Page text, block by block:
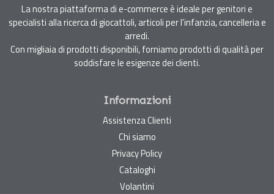
La nostra piattaforma di e-commerce è ideale per genitori e
specialisti alla ricerca di giocattoli, articoli per l'infanzia, cancelleria e
arredi.
Con migliaia di prodotti disponibili, forniamo prodotti di qualità per
soddisfare le esigenze dei clienti.
Informazioni
Assistenza Clienti
Chi siamo
Privacy Policy
Cataloghi
Volantini